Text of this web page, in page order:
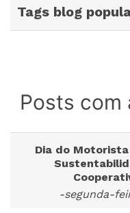
Tags blog
Posts com
Dia do
-segunda-